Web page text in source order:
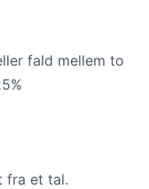
fald mellem to
fra et tal.